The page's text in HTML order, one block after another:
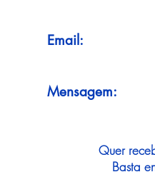
Email:
Mensagem:
Quer
Basta